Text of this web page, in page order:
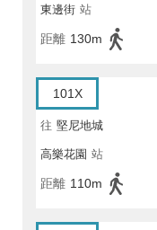
東邊街 站
距離 130m
101X
往 堅尼地城
高樂花園 站
距離 110m